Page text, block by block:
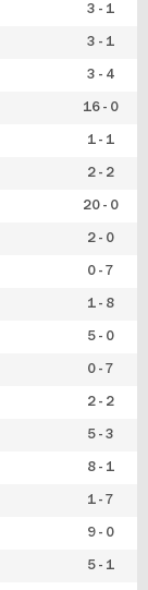
3 - 1
3 - 1
3 - 4
16 - 0
1 - 1
2 - 2
20 - 0
2 - 0
0 - 7
1 - 8
5 - 0
0 - 7
2 - 2
5 - 3
8 - 1
1 - 7
9 - 0
5 - 1